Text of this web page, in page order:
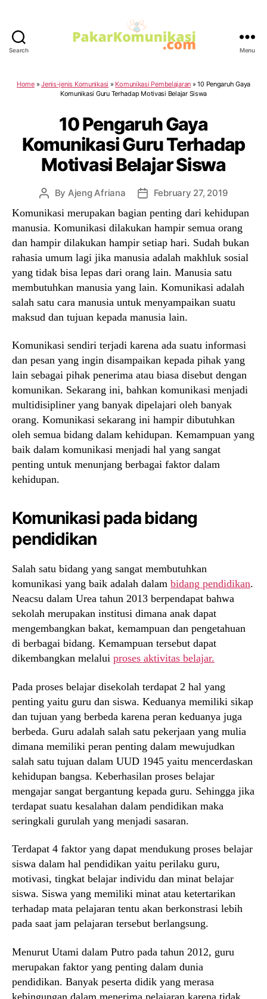
Search Menu
Home»Jenis-jenis Komunikasi » Komunikasi Pembelajaran »10 Pengaruh Gaya
Komunikasi Guru Terhadap Motivasi Belajar Siswa
10 Pengaruh Gaya
Komunikasi Guru Terhadap
Motivasi Belajar Siswa
Post
author
By Ajeng Afriana
PostFebruary 27, 2019
Komunikasi merupakan bagian penting dari kehidupan
manusia. Komunikasi dilakukan hampir semua orang
dan hampir dilakukan hampir setiap hari. Sudah bukan
rahasia umum lagi jika manusia adalah makhluk sosial
yang tidak bisa lepas dari orang lain. Manusia satu
membutuhkan manusia yang lain. Komunikasi adalah
salah satu cara manusia untuk menyampaikan suatu
maksud dan tujuan kepada manusia lain.
Komunikasi sendiri terjadi karena ada suatu informasi
dan pesan yang ingin disampaikan kepada pihak yang
lain sebagai pihak penerima atau biasa disebut dengan
komunikan. Sekarang ini, bahkan komunikasi menjadi
multidisipliner yang banyak dipelajari oleh banyak
orang. Komunikasi sekarang ini hampir dibutuhkan
oleh semua bidang dalam kehidupan. Kemampuan yang
baik dalam komunikasi menjadi hal yang sangat
penting untuk menunjang berbagai faktor dalam
kehidupan.
Komunikasi pada bidang
pendidikan
Salah satu bidang yang sangat membutuhkan
komunikasi yang baik adalah dalam bidang pendidikan.
Neacsu dalam Urea tahun 2013 berpendapat bahwa
sekolah merupakan institusi dimana anak dapat
mengembangkan bakat, kemampuan dan pengetahuan
di berbagai bidang. Kemampuan tersebut dapat
dikembangkan melalui proses aktivitas belajar.
Pada proses belajar disekolah terdapat 2 hal yang
penting yaitu guru dan siswa. Keduanya memiliki sikap
dan tujuan yang berbeda karena peran keduanya juga
berbeda. Guru adalah salah satu pekerjaan yang mulia
dimana memiliki peran penting dalam mewujudkan
salah satu tujuan dalam UUD 1945 yaitu mencerdaskan
kehidupan bangsa. Keberhasilan proses belajar
mengajar sangat bergantung kepada guru. Sehingga jika
terdapat suatu kesalahan dalam pendidikan maka
seringkali gurulah yang menjadi sasaran.
Terdapat 4 faktor yang dapat mendukung proses belajar
siswa dalam hal pendidikan yaitu perilaku guru,
motivasi, tingkat belajar individu dan minat belajar
siswa. Siswa yang memiliki minat atau ketertarikan
terhadap mata pelajaran tentu akan berkonstrasi lebih
pada saat jam pelajaran tersebut berlangsung.
Menurut Utami dalam Putro pada tahun 2012, guru
merupakan faktor yang penting dalam dunia
pendidikan. Banyak peserta didik yang merasa
kebingungan dalam menerima pelajaran karena tidak